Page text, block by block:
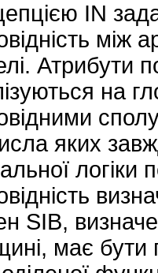
IN
Атрибути
на
яких
логіки
SIB,
має бути